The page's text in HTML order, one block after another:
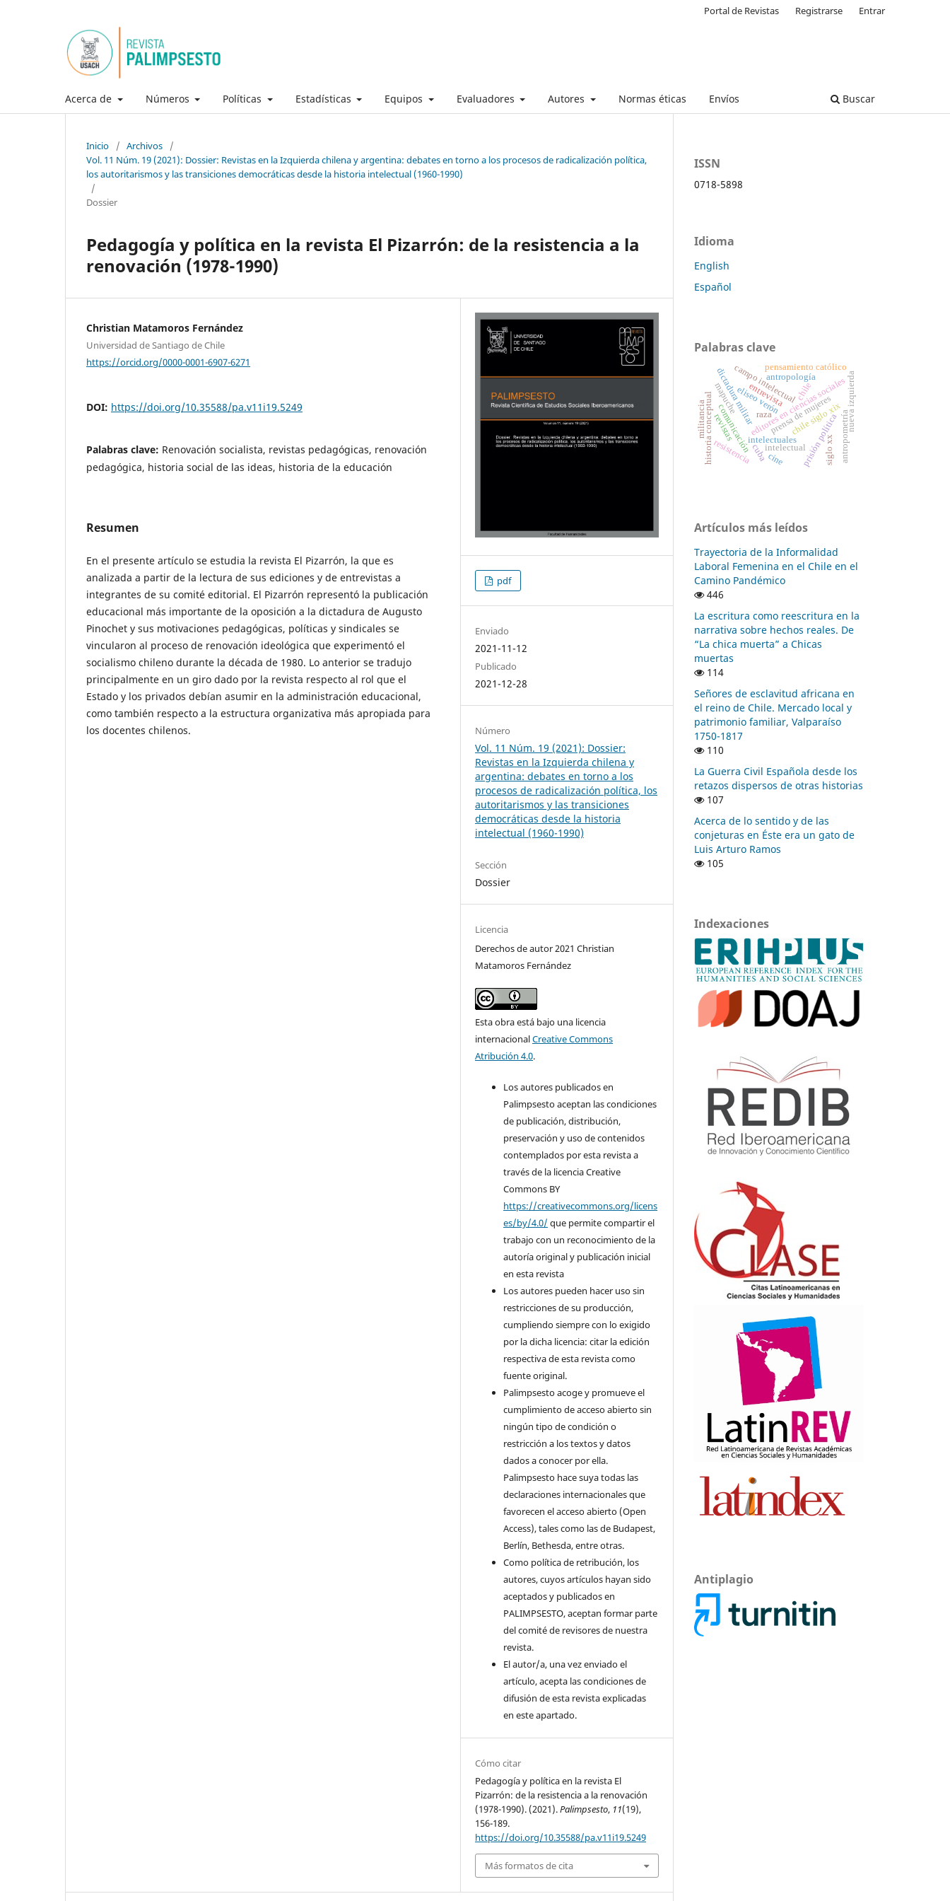
Acerca de Números Políticas Estadísticas Equipos Evaluadores Autores Normas éticas Envíos Buscar
Portal de Revistas Registrarse Entrar
Inicio / Archivos
/
Vol. 11 Núm. 19 (2021): Dossier: Revistas en la Izquierda chilena y argentina: debates en torno a los procesos de radicalización política,
los autoritarismos y las transiciones democráticas desde la historia intelectual (1960-1990)
/
Dossier
Pedagogía y política en la revista El Pizarrón: de la resistencia a la
renovación (1978-1990)
Christian Matamoros Fernández
Universidad de Santiago de Chile
https://orcid.org/0000-0001-6907-6271
DOI: https://doi.org/10.35588/pa.v11i19.5249
Palabras clave: Renovación socialista, revistas pedagógicas, renovación
pedagógica, historia social de las ideas, historia de la educación
Resumen
En el presente artículo se estudia la revista El Pizarrón, la que es
analizada a partir de la lectura de sus ediciones y de entrevistas a
integrantes de su comité editorial. El Pizarrón representó la publicación
educacional más importante de la oposición a la dictadura de Augusto
Pinochet y sus motivaciones pedagógicas, políticas y sindicales se
vincularon al proceso de renovación ideológica que experimentó el
socialismo chileno durante la década de 1980. Lo anterior se tradujo
principalmente en un giro dado por la revista respecto al rol que el
Estado y los privados debían asumir en la administración educacional,
como también respecto a la estructura organizativa más apropiada para
los docentes chilenos.
pdf
Enviado
2021-11-12
Publicado
2021-12-28
Número
Vol. 11 Núm. 19 (2021): Dossier:
Revistas en la Izquierda chilena y
argentina: debates en torno a los
procesos de radicalización política, los
autoritarismos y las transiciones
democráticas desde la historia
intelectual (1960-1990)
Sección
Dossier
Licencia
Derechos de autor 2021 Christian
Matamoros Fernández
Esta obra está bajo una licencia
internacionalCreative Commons
Atribución 4.0.
Los autores publicados en
Palimpsesto aceptan las condiciones
de publicación, distribución,
preservación y uso de contenidos
contemplados por esta revista a
través de la licencia Creative
Commons BY
https://creativecommons.org/licens
es/by/4.0/ que permite compartir el
trabajo con un reconocimiento de la
autoría original y publicación inicial
en esta revista
Los autores pueden hacer uso sin
restricciones de su producción,
cumpliendo siempre con lo exigido
por la dicha licencia: citar la edición
respectiva de esta revista como
fuente original.
Palimpsesto acoge y promueve el
cumplimiento de acceso abierto sin
ningún tipo de condición o
restricción a los textos y datos
dados a conocer por ella.
Palimpsesto hace suya todas las
declaraciones internacionales que
favorecen el acceso abierto (Open
Access), tales como las de Budapest,
Berlín, Bethesda, entre otras.
Como política de retribución, los
autores, cuyos artículos hayan sido
aceptados y publicados en
PALIMPSESTO, aceptan formar parte
del comité de revisores de nuestra
revista.
El autor/a, una vez enviado el
artículo, acepta las condiciones de
difusión de esta revista explicadas
en este apartado.
Cómo citar
Pedagogía y política en la revista El
Pizarrón: de la resistencia a la renovación
(1978-1990). (2021).Palimpsesto, 11(19),
156-189.
https://doi.org/10.35588/pa.v11i19.5249
Más formatos de cita
ISSN
0718-5898
Idioma
English
Español
Palabras clave
intelectuales
editores en ciencias sociales
comunicación
eliseo verón
intelectualprisión política
dictadura militar
resistencia
campo intelectual
prensa de mujeres
chile siglo xix
siglo xx
chile
raza antropometría
antropología
mapuche
pensamiento católico
historia conceptualrevistas nueva izquierda
cuba
militancia
cine
entrevista
Artículos más leídos
Trayectoria de la Informalidad
Laboral Femenina en el Chile en el
Camino Pandémico
446
La escritura como reescritura en la
narrativa sobre hechos reales. De
“La chica muerta” a Chicas
muertas
114
Señores de esclavitud africana en
el reino de Chile. Mercado local y
patrimonio familiar, Valparaíso
1750-1817
110
La Guerra Civil Española desde los
retazos dispersos de otras historias
107
Acerca de lo sentido y de las
conjeturas en Éste era un gato de
Luis Arturo Ramos
105
Indexaciones
Antiplagio